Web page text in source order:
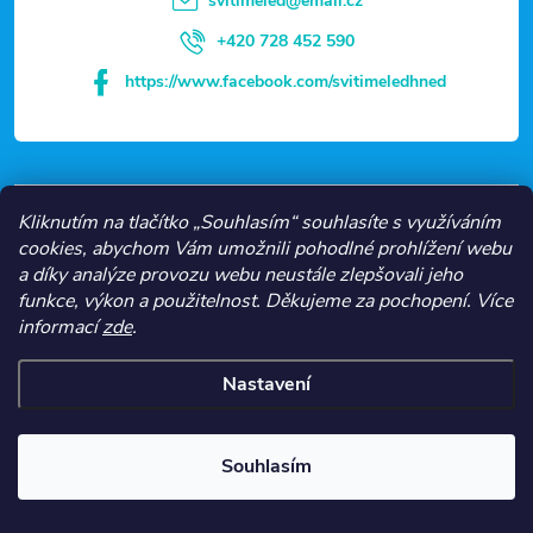
Kliknutím na tlačítko „Souhlasím“ souhlasíte s využíváním
cookies, abychom Vám umožnili pohodlné prohlížení webu
a díky analýze provozu webu neustále zlepšovali jeho
funkce, výkon a použitelnost. Děkujeme za pochopení. Více
informacízde.
Nastavení
Souhlasím
VŠE O NÁKUPU
NEJČASTĚJŠÍ KATEGORIE
+420 728 452 590
https://www.facebook.com/svitimeledhned
Copyright 2026Svítíme LED. Všechna práva vyhrazena.